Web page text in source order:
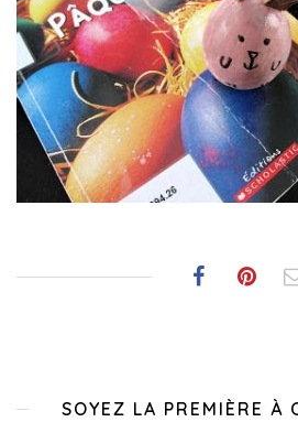
SOYEZ LA PREMIÈRE À